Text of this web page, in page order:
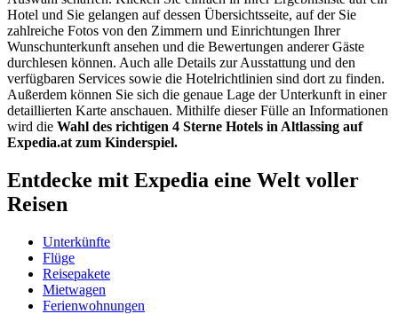
Hotel und Sie gelangen auf dessen Übersichtsseite, auf der Sie
zahlreiche Fotos von den Zimmern und Einrichtungen Ihrer
Wunschunterkunft ansehen und die Bewertungen anderer Gäste
durchlesen können. Auch alle Details zur Ausstattung und den
verfügbaren Services sowie die Hotelrichtlinien sind dort zu finden.
Außerdem können Sie sich die genaue Lage der Unterkunft in einer
detaillierten Karte anschauen. Mithilfe dieser Fülle an Informationen
wird die Wahl des richtigen 4 Sterne Hotels in Altlassing auf
Expedia.at zum Kinderspiel.
Entdecke mit Expedia eine Welt voller
Reisen
Unterkünfte
Flüge
Reisepakete
Mietwagen
Ferienwohnungen